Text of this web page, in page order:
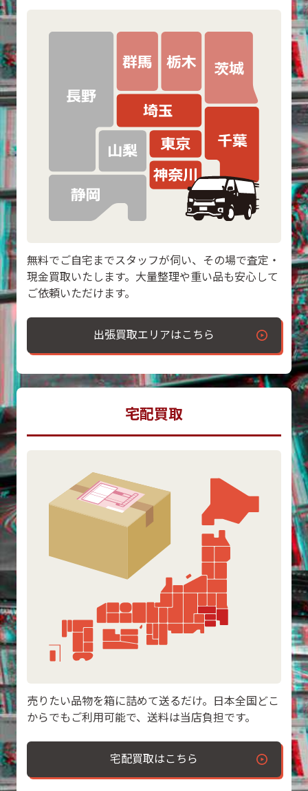
無料でご自宅までスタッフが伺い、その場で査定・
現金買取いたします。大量整理や重い品も安心して
ご依頼いただけます。
出張買取エリアはこちら
宅配買取
売りたい品物を箱に詰めて送るだけ。日本全国どこ
からでもご利用可能で、送料は当店負担です。
宅配買取はこちら